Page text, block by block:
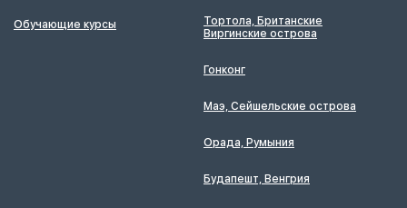
Обучающие курсы
Тортола, Британские
Виргинские острова
Гонконг
Маэ, Сейшельские острова
Орада, Румыния
Будапешт, Венгрия